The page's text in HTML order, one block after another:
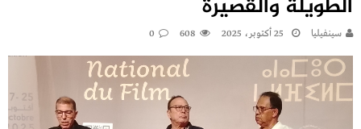
الطويلة والقصيرة
سينفيليا 25 أكتوبر، 2025 608
0